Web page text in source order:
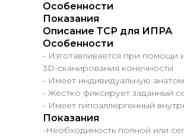
Особенности
Показания
Описание ТСР для ИПРА
Особенности
- Изготавливается при помощи
3D-сканирования конечности
- Имеет индивидуальную
- Жестко фиксирует заданный
- Имеет гипоаллергенный
Показания
-Необходимость полной или